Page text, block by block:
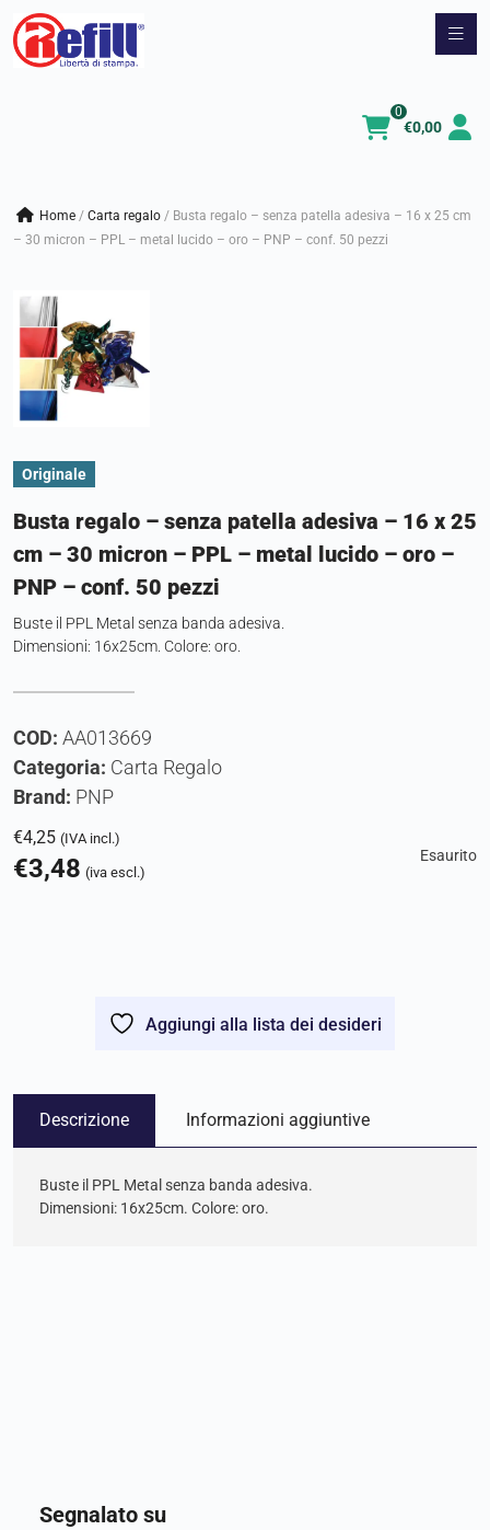
Vai
€0,00
0
Home / carta regalo / Busta regalo – senza patella adesiva – 16 x 25 cm
– 30 micron – PPL – metal lucido – oro – PNP – conf. 50 pezzi
Originale
Busta regalo – senza patella adesiva – 16 x 25
cm – 30 micron – PPL – metal lucido – oro –
PNP – conf. 50 pezzi
Buste il PPL Metal senza banda adesiva.
Dimensioni: 16x25cm. Colore: oro.
COD: AA013669
Categoria: Carta Regalo
Brand: PNP
€4,25 (IVA incl.)
€3,48 (iva escl.)
Esaurito
Aggiungi alla lista dei desideri
Descrizione Informazioni aggiuntive
Buste il PPL Metal senza banda adesiva.
Dimensioni: 16x25cm. Colore: oro.
Segnalato su